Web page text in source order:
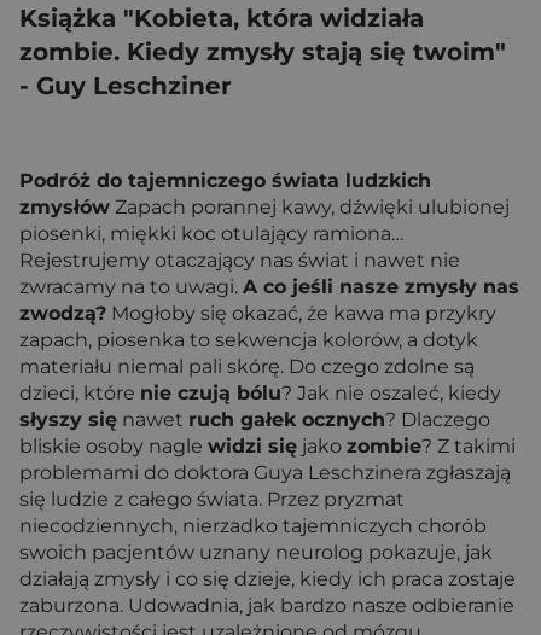
Książka "Kobieta, która widziała
zombie. Kiedy zmysły stają się twoim"
- Guy Leschziner
Podróż do tajemniczego świata ludzkich
zmysłów Zapach porannej kawy, dźwięki ulubionej
piosenki, miękki koc otulający ramiona…
Rejestrujemy otaczający nas świat i nawet nie
zwracamy na to uwagi. A co jeśli nasze zmysły nas
zwodzą? Mogłoby się okazać, że kawa ma przykry
zapach, piosenka to sekwencja kolorów, a dotyk
materiału niemal pali skórę. Do czego zdolne są
dzieci, które nie czują bólu? Jak nie oszaleć, kiedy
słyszy się nawet ruch gałek ocznych? Dlaczego
bliskie osoby nagle widzi się jako zombie? Z takimi
problemami do doktora Guya Leschzinera zgłaszają
się ludzie z całego świata. Przez pryzmat
niecodziennych, nierzadko tajemniczych chorób
swoich pacjentów uznany neurolog pokazuje, jak
działają zmysły i co się dzieje, kiedy ich praca zostaje
zaburzona. Udowadnia, jak bardzo nasze odbieranie